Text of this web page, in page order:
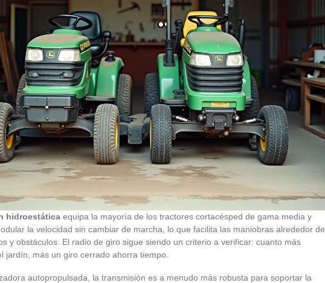
hidroestática equipa la mayoría de los tractores cortacésped de gama media y
la velocidad sin cambiar de marcha, lo que facilita las maniobras alrededor de
y obstáculos. El radio de giro sigue siendo un criterio a verificar: cuanto más
jardín, más un giro cerrado ahorra tiempo.
autopropulsada, la transmisión es a menudo más robusta para soportar la